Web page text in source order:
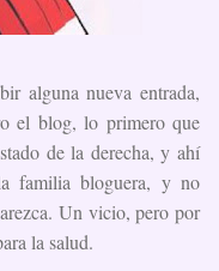
alguna nueva entrada,
el blog, lo primero que
de la derecha, y ahí
familia bloguera, y no
Un vicio, pero por
la salud.